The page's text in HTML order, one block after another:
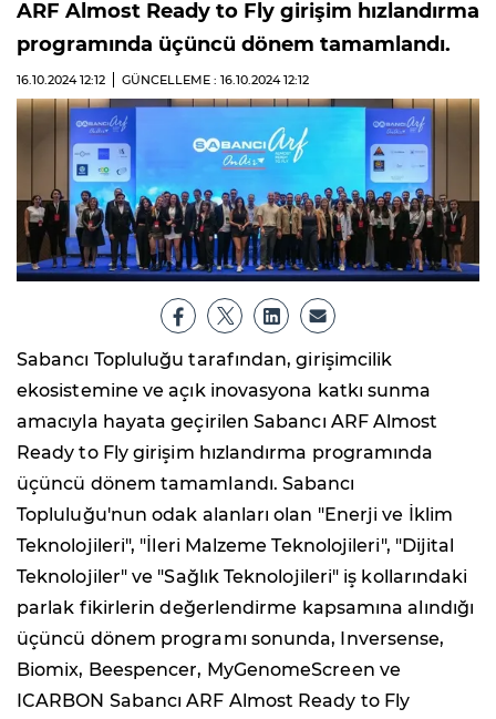
ARF Almost Ready to Fly girişim hızlandırma
programında üçüncü dönem tamamlandı.
16.10.202412:12 GÜNCELLEME : 16.10.202412:12
Sabancı Topluluğu tarafından, girişimcilik
ekosistemine ve açık inovasyona katkı sunma
amacıyla hayata geçirilen Sabancı ARF Almost
Ready to Fly girişim hızlandırma programında
üçüncü dönem tamamlandı. Sabancı
Topluluğu'nun odak alanları olan "Enerji ve İklim
Teknolojileri", "İleri Malzeme Teknolojileri", "Dijital
Teknolojiler" ve "Sağlık Teknolojileri" iş kollarındaki
parlak fikirlerin değerlendirme kapsamına alındığı
üçüncü dönem programı sonunda, Inversense,
Biomix, Beespencer, MyGenomeScreen ve
ICARBON Sabancı ARF Almost Ready to Fly